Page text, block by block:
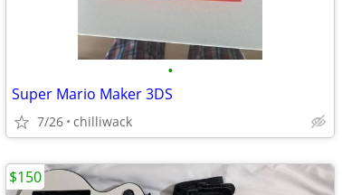
•
Super Mario Maker 3DS
7/26 chilliwack
$150